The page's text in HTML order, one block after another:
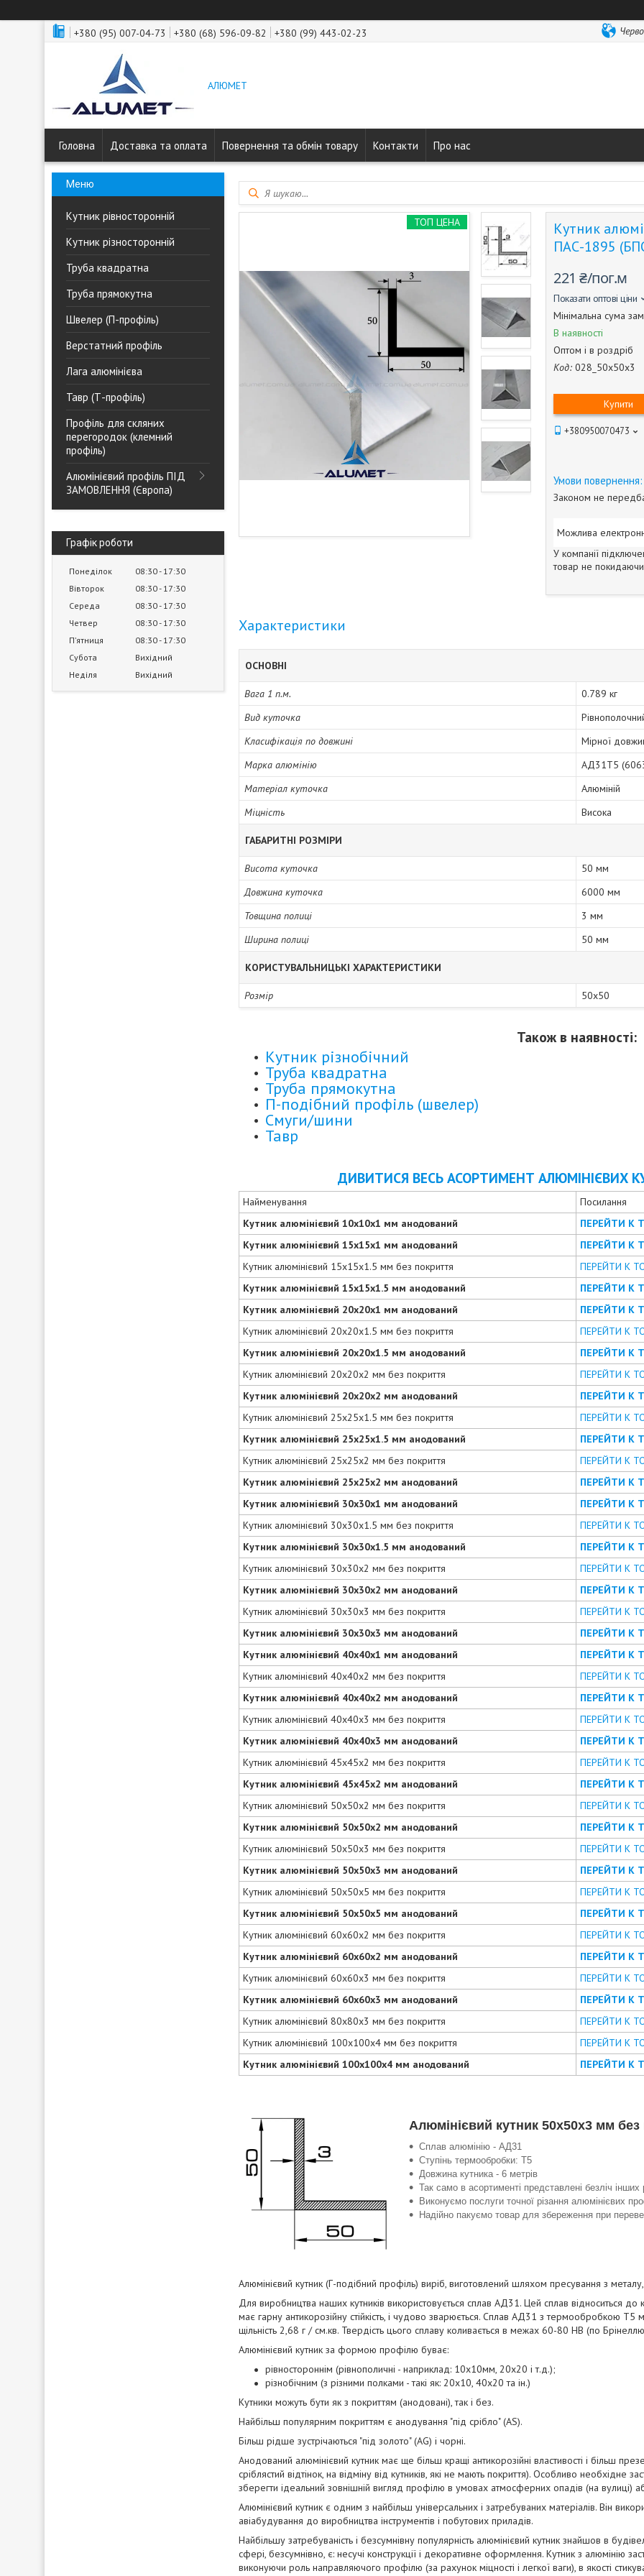
+380 (95) 007-04-73 +380 (68) 596-09-82 +380 (99) 443-02-23
АЛЮМЕТ
Головна Доставка та оплата Повернення та обмін товару Контакти Про нас
Кутник рівносторонній
Кутник різносторонній
Труба квадратна
Труба прямокутна
Швелер (П-профіль)
Верстатний профіль
Лага алюмінієва
Тавр (Т-профіль)
Профіль для скляних
перегородок (клемний
профіль)
Алюмінієвий профіль ПІД
ЗАМОВЛЕННЯ (Європа)
Графік роботи
Понеділок 08:30 17:30
Вівторок
08:30 17:30
Середа
08:30 17:30
Четвер
08:30 17:30
Пʼятниця
08:30 17:30
Субота
Вихідний
Неділя
Вихідний
ТОП ЦЕНА
Кутник
ПАС-1895
221 ₴/пог.м
Показати оптові ціни
Мінімальна сума
В наявності
Оптом і в роздріб
Код: 028_50х50х3
Купити
+380950070473
Законом не
У компанії
товар не покидаючи
Характеристики
ОСНОВНІ
Вага 1 п.м.
0.789 кг
Вид куточка
Класифікація по довжині
Мірної
Марка алюмінію
АД31Т5
Матеріал куточка
Алюміній
Міцність
Висока
ГАБАРИТНІ РОЗМІРИ
Висота куточка
50 мм
Довжина куточка
6000 мм
Товщина полиці
3 мм
Ширина полиці
50 мм
КОРИСТУВАЛЬНИЦЬКІ ХАРАКТЕРИСТИКИ
Розмір 50х50
Також в наявності:
Кутник різнобічний
Труба квадратна
Труба прямокутна
П-подібний профіль (швелер)
Смуги/шини
Тавр
ДИВИТИСЯ ВЕСЬ АСОРТИМЕНТ АЛЮМІНІЄВИХ
Найменування
Посилання
Кутник алюмінієвий 10х10х1 мм анодований
ПЕРЕЙТИ К
Кутник алюмінієвий 15х15х1 мм анодований
ПЕРЕЙТИ К
Кутник алюмінієвий 15х15х1.5 мм без покриття
ПЕРЕЙТИ К
Кутник алюмінієвий 15х15х1.5 мм анодований
ПЕРЕЙТИ К
Кутник алюмінієвий 20х20х1 мм анодований
ПЕРЕЙТИ К
Кутник алюмінієвий 20х20х1.5 мм без покриття
ПЕРЕЙТИ К
Кутник алюмінієвий 20х20х1.5 мм анодований
ПЕРЕЙТИ К
Кутник алюмінієвий 20х20х2 мм без покриття
ПЕРЕЙТИ К
Кутник алюмінієвий 20х20х2 мм анодований
ПЕРЕЙТИ К
Кутник алюмінієвий 25х25х1.5 мм без покриття
ПЕРЕЙТИ К
Кутник алюмінієвий 25х25х1.5 мм анодований
ПЕРЕЙТИ К
Кутник алюмінієвий 25х25х2 мм без покриття
ПЕРЕЙТИ К
Кутник алюмінієвий 25х25х2 мм анодований
ПЕРЕЙТИ К
Кутник алюмінієвий 30х30х1 мм анодований
ПЕРЕЙТИ К
Кутник алюмінієвий 30х30х1.5 мм без покриття
ПЕРЕЙТИ К
Кутник алюмінієвий 30х30х1.5 мм анодований
ПЕРЕЙТИ К
Кутник алюмінієвий 30х30х2 мм без покриття
ПЕРЕЙТИ К
Кутник алюмінієвий 30х30х2 мм анодований
ПЕРЕЙТИ К
Кутник алюмінієвий 30х30х3 мм без покриття
ПЕРЕЙТИ К
Кутник алюмінієвий 30х30х3 мм анодований
ПЕРЕЙТИ К
Кутник алюмінієвий 40х40х1 мм анодований
ПЕРЕЙТИ К
Кутник алюмінієвий 40х40х2 мм без покриття
ПЕРЕЙТИ К
Кутник алюмінієвий 40х40х2 мм анодований
ПЕРЕЙТИ К
Кутник алюмінієвий 40х40х3 мм без покриття
ПЕРЕЙТИ К
Кутник алюмінієвий 40х40х3 мм анодований
ПЕРЕЙТИ К
Кутник алюмінієвий 45х45х2 мм без покриття
ПЕРЕЙТИ К
Кутник алюмінієвий 45х45х2 мм анодований
ПЕРЕЙТИ К
Кутник алюмінієвий 50х50х2 мм без покриття
ПЕРЕЙТИ К
Кутник алюмінієвий 50х50х2 мм анодований
ПЕРЕЙТИ К
Кутник алюмінієвий 50х50х3 мм без покриття
ПЕРЕЙТИ К
Кутник алюмінієвий 50х50х3 мм анодований
ПЕРЕЙТИ К
Кутник алюмінієвий 50х50х5 мм без покриття
ПЕРЕЙТИ К
Кутник алюмінієвий 50х50х5 мм анодований
ПЕРЕЙТИ К
Кутник алюмінієвий 60х60х2 мм без покриття
ПЕРЕЙТИ К
Кутник алюмінієвий 60х60х2 мм анодований
ПЕРЕЙТИ К
Кутник алюмінієвий 60х60х3 мм без покриття
ПЕРЕЙТИ К
Кутник алюмінієвий 60х60х3 мм анодований
ПЕРЕЙТИ К
Кутник алюмінієвий 80х80х3 мм без покриття
ПЕРЕЙТИ К
Кутник алюмінієвий 100х100х4 мм без покриття
ПЕРЕЙТИ К
Кутник алюмінієвий 100х100х4 мм анодований
ПЕРЕЙТИ К
Алюмінієвий кутник 50х50х3 мм без
Сплав алюмінію - АД31
Ступінь термообробки: Т5
Довжина кутника - 6 метрів
Так само в асортименті представлені безліч інших
Виконуємо послуги точної різання алюмінієвих
Надійно пакуємо товар для збереження при
Алюмінієвий кутник (Г-подібний профіль) виріб, виготовлений шляхом пресування з
Для виробництва наших кутників використовується сплав АД31. Цей сплав відноситься до
має гарну антикорозійну стійкість, і чудово зварюється. Сплав АД31 з термообробкою Т5
щільність 2,68 г / см.кв. Твердість цього сплаву коливається в межах 60-80 НВ (по
Алюмінієвий кутник за формою профілю буває:
рівностороннім (рівнополичні - наприклад: 10х10мм, 20х20 і т.д.);
різнобічним (з різними полками - такі як: 20х10, 40х20 та ін.)
Кутники можуть бути як з покриттям (анодовані), так і без.
Найбільш популярним покриттям є анодування "під срібло" (AS).
Більш рідше зустрічаються "під золото" (AG) і чорні.
Анодований алюмінієвий кутник має ще більш кращі антикорозійні властивості і більш
сріблястий відтінок, на відміну від кутників, які не мають покриття). Особливо необхідне
зберегти ідеальний зовнішній вигляд профілю в умовах атмосферних опадів (на вулиці)
Алюмінієвий кутник є одним з найбільш універсальних і затребуваних матеріалів. Він
авіабудування до виробництва інструментів і побутових приладів.
Найбільшу затребуваність і безсумнівну популярність алюмінієвий кутник знайшов в
сфері, безсумнівно, є: несучі конструкції і декоративне оформлення. Кутник з алюмінію
виконуючи роль направляючого профілю (за рахунок міцності і легкої ваги), в якості